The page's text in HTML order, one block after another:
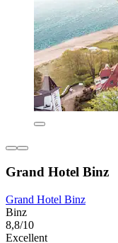
Grand Hotel Binz
Grand Hotel Binz
Binz
8,8/10
Excellent